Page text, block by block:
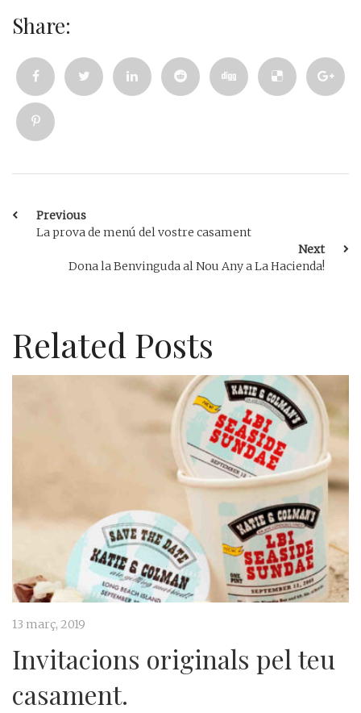
Share:
Previous
La prova de menú del vostre casament
Next
Dona la Benvinguda al Nou Any a La Hacienda!
Related Posts
13 març, 2019
Invitacions originals pel teu
casament.